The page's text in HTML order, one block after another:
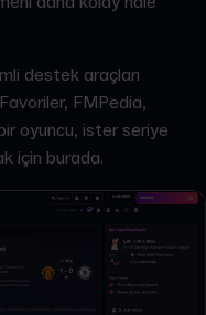
destek araçları
FMPedia,
oyuncu, ister seriye
için burada.